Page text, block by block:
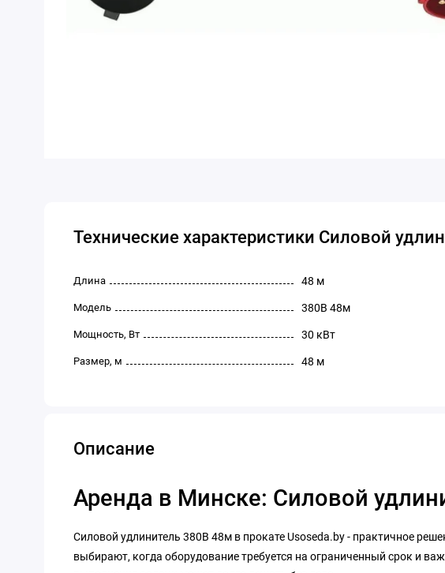
Технические характеристики Силовой
Длина 48 м
Модель 380В 48м
Мощность, Вт 30 кВт
Размер, м 48 м
Описание
Аренда в Минске: Силовой
Силовой удлинитель 380В 48м в прокате Usoseda.by - практичное
выбирают, когда оборудование требуется на ограниченный срок и